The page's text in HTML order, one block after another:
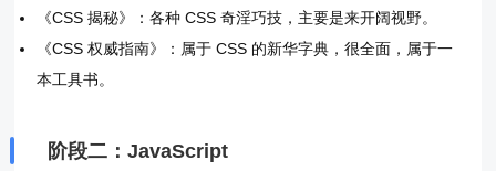
《CSS 揭秘》：各种 CSS 奇淫巧技，主要是来开阔视野。
《CSS 权威指南》：属于 CSS 的新华字典，很全面，属于一
本工具书。
阶段二：JavaScript